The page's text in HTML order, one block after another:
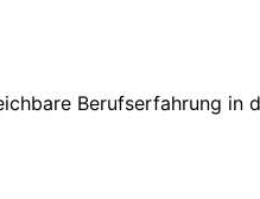
Berufserfahrung in